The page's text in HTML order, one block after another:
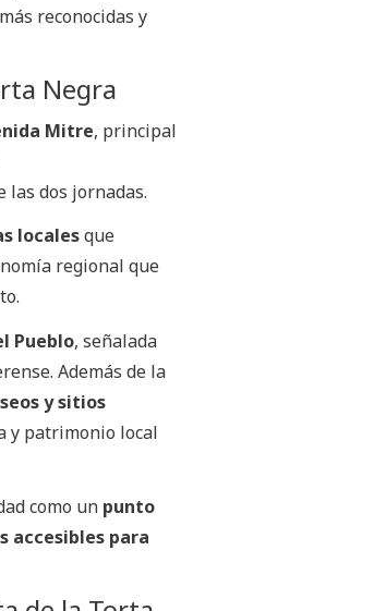
reconocidas y
Negra
Mitre, principal
dos jornadas.
localesque
regional que
Pueblo, señalada
Además de la
y sitios
y patrimonio local
como unpunto
accesibles para